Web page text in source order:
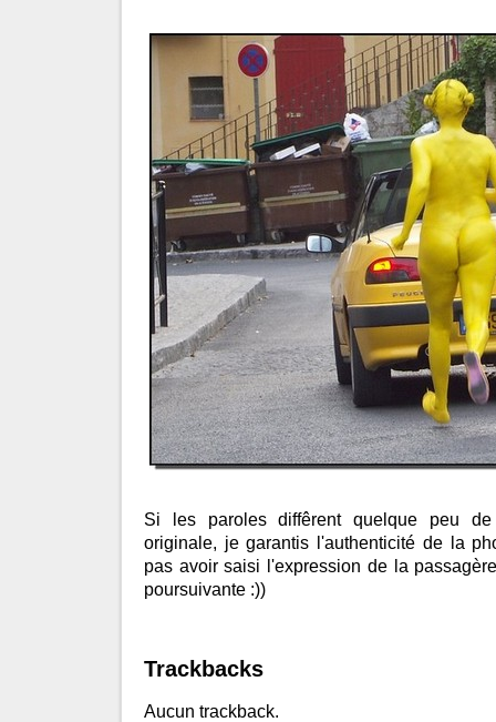
Si les paroles diffêrent quelque peu
originale, je garantis l'authenticité de la
pas avoir saisi l'expression de la
poursuivante :))
Trackbacks
Aucun trackback.